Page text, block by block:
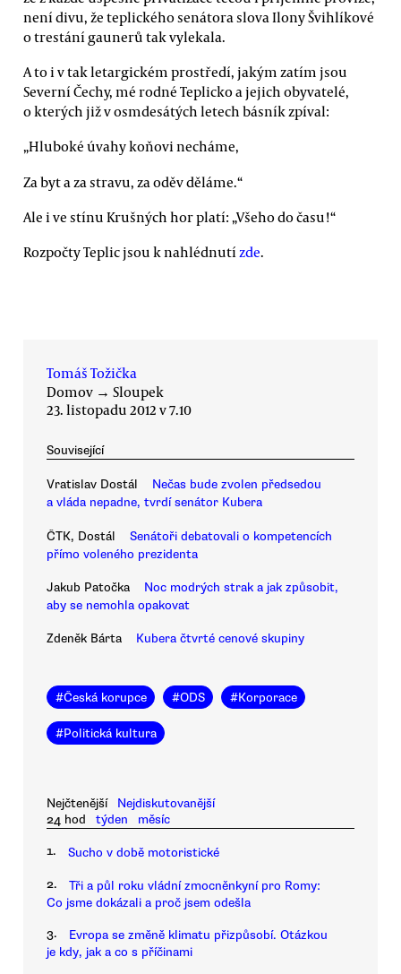
není divu, že teplického senátora slova Ilony Švihlíkové
o trestání gaunerů tak vylekala.
A to i v tak letargickém prostředí, jakým zatím jsou
Severní Čechy, mé rodné Teplicko a jejich obyvatelé,
o kterých již v osmdesátých letech básník zpíval:
„Hluboké úvahy koňovi necháme,
Za byt a za stravu, za oděv děláme.“
Ale i ve stínu Krušných hor platí: „Všeho do času!“
Rozpočty Teplic jsou k nahlédnutízde.
Tomáš Tožička
Domov → Sloupek
23. listopadu 2012 v 7.10
Související
Vratislav Dostál
Nečas bude zvolen předsedou
a vláda nepadne, tvrdí senátor Kubera
ČTK, Dostál
Senátoři debatovali o kompetencích
přímo voleného prezidenta
Jakub Patočka
Noc modrých strak a jak způsobit,
aby se nemohla opakovat
Zdeněk Bárta Kubera čtvrté cenové skupiny
#Česká korupce #ODS #Korporace
#Politická kultura
Nejčtenější
Nejdiskutovanější
24 hod
týden měsíc
1. Sucho v době motoristické
2.
Tři a půl roku vládní zmocněnkyní pro Romy:
Co jsme dokázali a proč jsem odešla
3.
Evropa se změně klimatu přizpůsobí. Otázkou
je kdy, jak a co s příčinami